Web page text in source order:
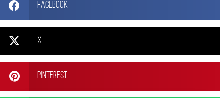
Facebook
X
Pinterest